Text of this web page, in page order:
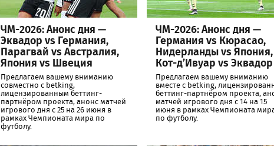
ЧМ-2026: Анонс дня —
Эквадор vs Германия,
Парагвай vs Австралия,
Япония vs Швеция
Предлагаем вашему вниманию
совместно с betking,
лицензированным беттинг-
партнёром проекта, анонс матчей
игрового дня с 25 на 26 июня в
рамках Чемпионата мира по
футболу.
ЧМ-2026: Анонс дня —
Германия vs Кюрасао,
Нидерланды vs Япония,
Кот-д’Ивуар vs Эквадор
Предлагаем вашему вниманию
вместе с betking,
беттинг-партнёром проекта,
матчей игрового дня с 14 на 15
июня в рамках Чемпионата
по футболу.